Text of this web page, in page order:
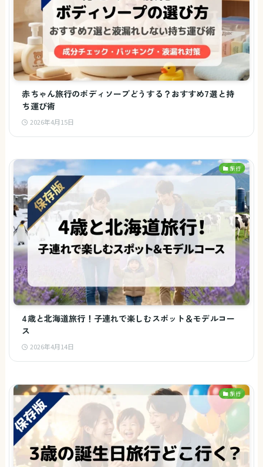
赤ちゃん旅行のボディソープどうする？おすすめ7選と持
ち運び術
2026年4月15日
旅行
4歳と北海道旅行！子連れで楽しむスポット＆モデルコー
ス
2026年4月14日
旅行